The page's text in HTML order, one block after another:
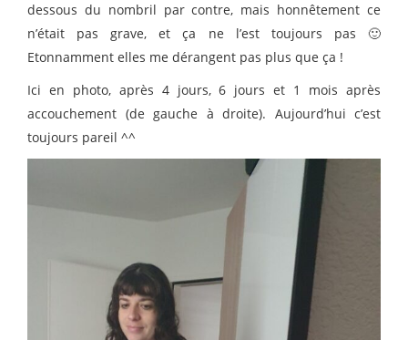
dessous du nombril par contre, mais honnêtement ce
n’était pas grave, et ça ne l’est toujours pas 🙂
Etonnamment elles me dérangent pas plus que ça !
Ici en photo, après 4 jours, 6 jours et 1 mois après
accouchement (de gauche à droite). Aujourd’hui c’est
toujours pareil ^^